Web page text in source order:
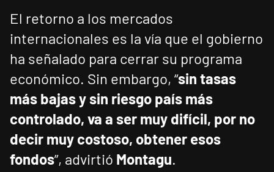
El retorno a los mercados
internacionales es la vía que el gobierno
ha señalado para cerrar su programa
económico. Sin embargo, “sin tasas
más bajas y sin riesgo país más
controlado, va a ser muy difícil, por no
decir muy costoso, obtener esos
fondos”, advirtió Montagu.